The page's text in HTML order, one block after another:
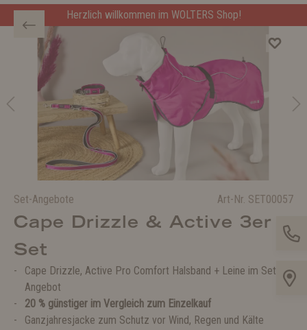
Herzlich willkommen im WOLTERS Shop!
Set-Angebote Art-Nr. SET00057
Cape Drizzle & Active 3er
Set
Cape Drizzle, Active Pro Comfort Halsband + Leine im Set-
Angebot
20 % günstiger im Vergleich zum Einzelkauf
Ganzjahresjacke zum Schutz vor Wind, Regen und Kälte